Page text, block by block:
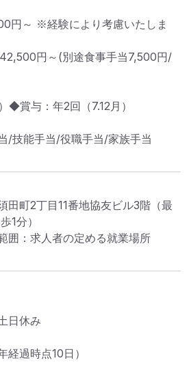
円～ ※経験により考慮いたしま
円～(別途食事手当7,500円/
賞与：年2回（7.12月）
/技能手当/役職手当/家族手当
田町2丁目11番地協友ビル3階 （最
1分）
囲：求人者の定める就業場所
日休み
過時点10日）